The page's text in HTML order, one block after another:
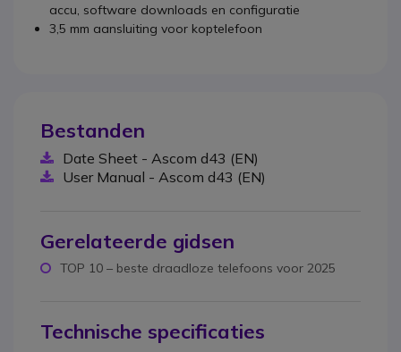
accu, software downloads en configuratie
3,5 mm aansluiting voor koptelefoon
Bestanden
Date Sheet - Ascom d43 (EN)
User Manual - Ascom d43 (EN)
Gerelateerde gidsen
TOP 10 – beste draadloze telefoons voor 2025
Technische specificaties